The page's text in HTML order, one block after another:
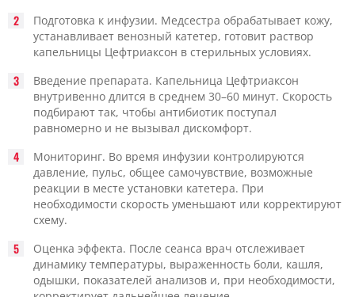
Подготовка к инфузии. Медсестра обрабатывает кожу,
устанавливает венозный катетер, готовит раствор
капельницы Цефтриаксон в стерильных условиях.
Введение препарата. Капельница Цефтриаксон
внутривенно длится в среднем 30–60 минут. Скорость
подбирают так, чтобы антибиотик поступал
равномерно и не вызывал дискомфорт.
Мониторинг. Во время инфузии контролируются
давление, пульс, общее самочувствие, возможные
реакции в месте установки катетера. При
необходимости скорость уменьшают или корректируют
схему.
Оценка эффекта. После сеанса врач отслеживает
динамику температуры, выраженность боли, кашля,
одышки, показателей анализов и, при необходимости,